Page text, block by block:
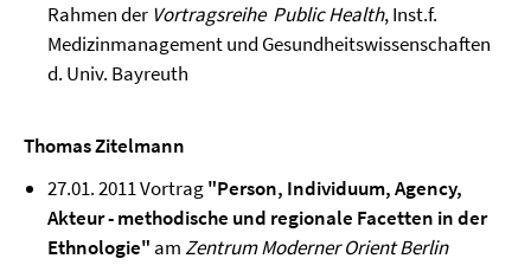
Rahmen der Vortragsreihe Public Health, Inst.f.
Medizinmanagement und Gesundheitswissenschaften
d. Univ. Bayreuth
Thomas Zitelmann
27.01. 2011 Vortrag"Person, Individuum, Agency,
Akteur - methodische und regionale Facetten in der
Ethnologie" amZentrum Moderner Orient Berlin